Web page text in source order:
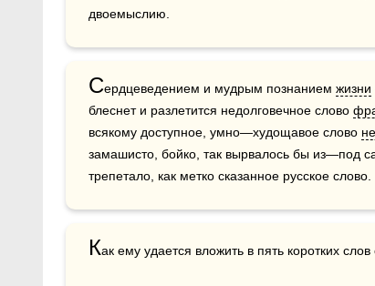
двоемыслию.
Сердцеведением и мудрым познанием жизни
блеснет и разлетится недолговечное слово
всякому доступное, умно—худощавое слово
замашисто, бойко, так вырвалось бы из—под
трепетало, как метко сказанное русское
Как ему удается вложить в пять коротких